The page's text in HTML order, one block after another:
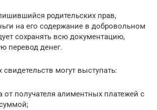
родительских прав,
на его содержание в добровольном
сохранять всю документацию,
перевод денег.
свидетельств могут выступать:
от получателя алиментных платежей с